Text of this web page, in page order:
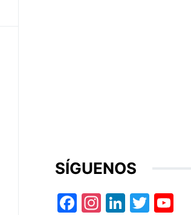
SÍGUENOS
Facebook
Instagram
LinkedIn
Twitter